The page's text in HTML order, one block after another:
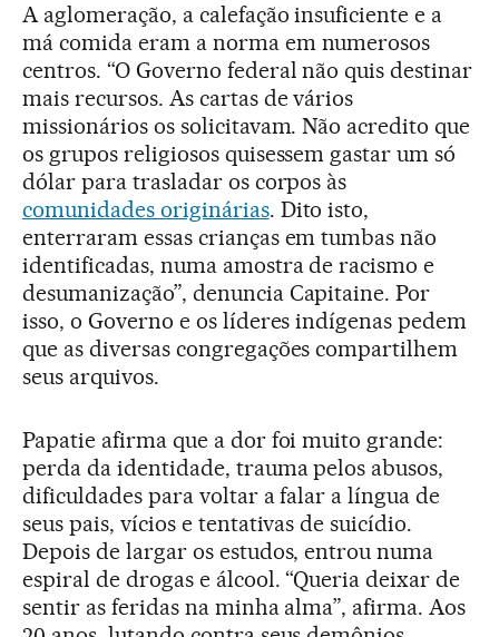
A aglomeração, a calefação insuficiente e a
má comida eram a norma em numerosos
centros. “O Governo federal não quis destinar
mais recursos. As cartas de vários
missionários os solicitavam. Não acredito que
os grupos religiosos quisessem gastar um só
dólar para trasladar os corpos às
comunidades originárias. Dito isto,
enterraram essas crianças em tumbas não
identificadas, numa amostra de racismo e
desumanização”, denuncia Capitaine. Por
isso, o Governo e os líderes indígenas pedem
que as diversas congregações compartilhem
seus arquivos.
Papatie afirma que a dor foi muito grande:
perda da identidade, trauma pelos abusos,
dificuldades para voltar a falar a língua de
seus pais, vícios e tentativas de suicídio.
Depois de largar os estudos, entrou numa
espiral de drogas e álcool. “Queria deixar de
sentir as feridas na minha alma”, afirma. Aos